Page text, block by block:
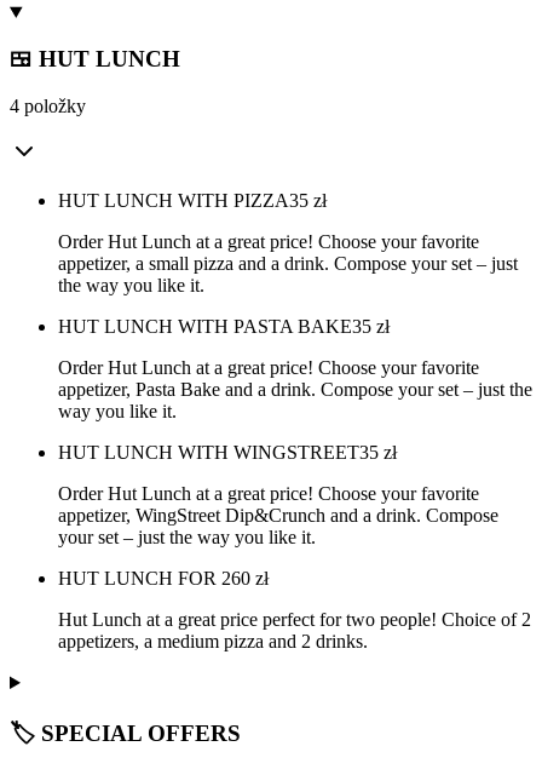
🍱 HUT LUNCH
4 položky
HUT LUNCH WITH PIZZA35 zł
Order Hut Lunch at a great price! Choose your favorite
appetizer, a small pizza and a drink. Compose your set – just
the way you like it.
HUT LUNCH WITH PASTA BAKE35 zł
Order Hut Lunch at a great price! Choose your favorite
appetizer, Pasta Bake and a drink. Compose your set – just the
way you like it.
HUT LUNCH WITH WINGSTREET35 zł
Order Hut Lunch at a great price! Choose your favorite
appetizer, WingStreet Dip&Crunch and a drink. Compose
your set – just the way you like it.
HUT LUNCH FOR 260 zł
Hut Lunch at a great price perfect for two people! Choice of 2
appetizers, a medium pizza and 2 drinks.
🏷️ SPECIAL OFFERS